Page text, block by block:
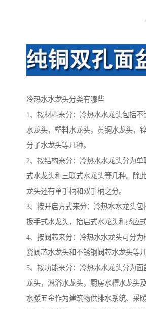
冷热水水龙头分类有哪些
1、按材料来分：冷热水水龙头包括
水龙头，塑料水龙头，黄铜水龙头，
分子水龙头等几种。
2、按结构来分：冷热水水龙头分为
式水龙头和三联式水龙头等几种。除
龙头还有单手柄和双手柄之分。
3、按开启方式来分：冷热水水龙头包
扳手式水龙头，抬启式水龙头和感应
4、按阀芯来分：冷热水水龙头可分
瓷阀芯水龙头和不锈钢阀芯水龙头等几
5、按功能来分：冷热水水龙头分为
龙头，淋浴水龙头，厨房水槽水龙头
水暖五金作为建筑物供排水系统、采